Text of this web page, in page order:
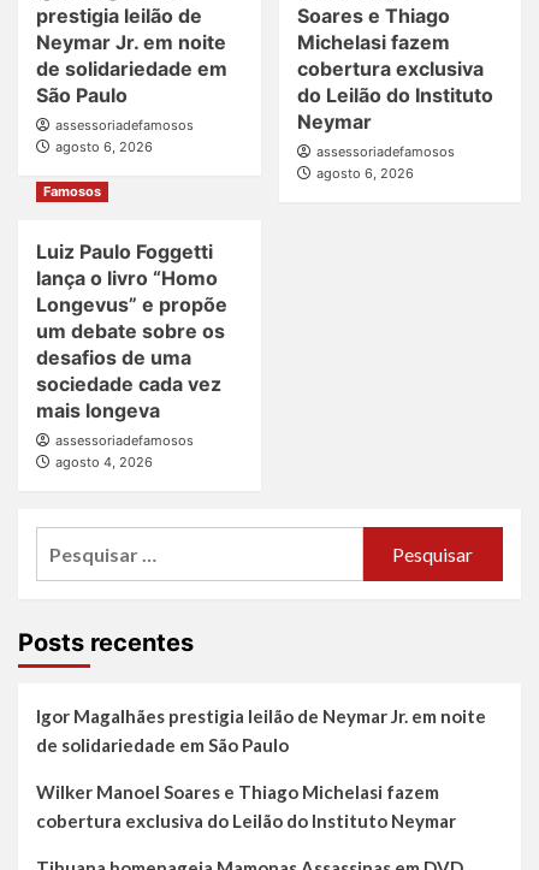
prestigia leilão de
Neymar Jr. em noite
de solidariedade em
São Paulo
assessoriadefamosos
agosto 6, 2026
Soares e Thiago
Michelasi fazem
cobertura exclusiva
do Leilão do Instituto
Neymar
assessoriadefamosos
agosto 6, 2026
Famosos
Luiz Paulo Foggetti
lança o livro “Homo
Longevus” e propõe
um debate sobre os
desafios de uma
sociedade cada vez
mais longeva
assessoriadefamosos
agosto 4, 2026
Posts recentes
Igor Magalhães prestigia leilão de Neymar Jr. em noite
de solidariedade em São Paulo
Wilker Manoel Soares e Thiago Michelasi fazem
cobertura exclusiva do Leilão do Instituto Neymar